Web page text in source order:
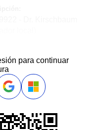
para continuar